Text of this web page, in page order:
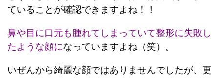
ていることが確認できますよね！！
鼻や目に口元も腫れてしまっていて整形に失敗し
たような顔になっていますよね（笑）。
いぜんから綺麗な顔ではありませんでしたが、更